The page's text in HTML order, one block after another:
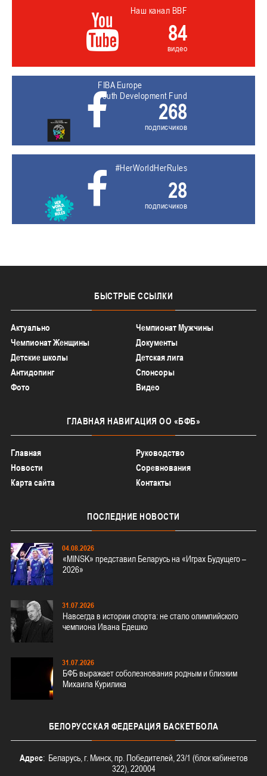
Наш канал BBF
84
видео
FIBA Europe
Youth Development Fund
268
подписчиков
#HerWorldHerRules
28
подписчиков
БЫСТРЫЕ ССЫЛКИ
Актуально
Чемпионат Мужчины
Чемпионат Женщины
Документы
Детские школы
Детская лига
Антидопинг
Спонсоры
Фото
Видео
ГЛАВНАЯ НАВИГАЦИЯ ОО «БФБ»
Главная
Руководство
Новости
Соревнования
Карта сайта
Контакты
ПОСЛЕДНИЕ НОВОСТИ
04.08.2026
«MINSK» представил Беларусь на «Играх Будущего –
2026»
31.07.2026
Навсегда в истории спорта: не стало олимпийского
чемпиона Ивана Едешко
31.07.2026
БФБ выражает соболезнования родным и близким
Михаила Курилика
БЕЛОРУССКАЯ ФЕДЕРАЦИЯ БАСКЕТБОЛА
Адрес: Беларусь, г. Минск, пр. Победителей, 23/1 (блок кабинетов
322), 220004